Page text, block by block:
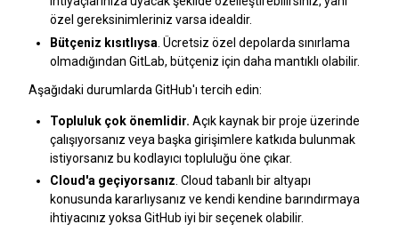
özel gereksinimleriniz varsa idealdir.
Bütçeniz kısıtlıysa . Ücretsiz özel depolarda sınırlama
olmadığından GitLab, bütçeniz için daha mantıklı olabilir.
Aşağıdaki durumlarda GitHub'ı tercih edin:
Topluluk çok önemlidir. Açık kaynak bir proje üzerinde
çalışıyorsanız veya başka girişimlere katkıda bulunmak
istiyorsanız bu kodlayıcı topluluğu öne çıkar.
Cloud'a geçiyorsanız. Cloud tabanlı bir altyapı
konusunda kararlıysanız ve kendi kendine barındırmaya
ihtiyacınız yoksa GitHub iyi bir seçenek olabilir.